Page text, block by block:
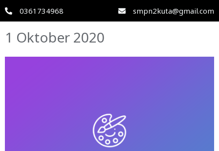
0361734968 smpn2kuta@gmail.com
1 Oktober 2020